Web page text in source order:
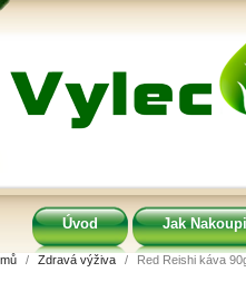
Úvod Jak
Zdravá výživa Red Reishi káva